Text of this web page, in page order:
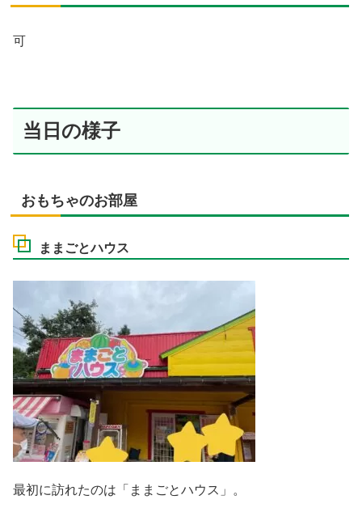
可
当日の様子
おもちゃのお部屋
ままごとハウス
最初に訪れたのは「ままごとハウス」。